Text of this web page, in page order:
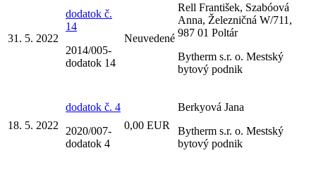
31. 5. 2022
dodatok č.
14
2014/005-
dodatok 14
Neuvedené
Rell František, Szabóová
Anna, Železničná W/711,
987 01 Poltár
Bytherm s.r. o. Mestský
bytový podnik
18. 5. 2022
dodatok č. 4
2020/007-
dodatok 4
0,00 EUR
Berkyová Jana
Bytherm s.r. o. Mestský
bytový podnik